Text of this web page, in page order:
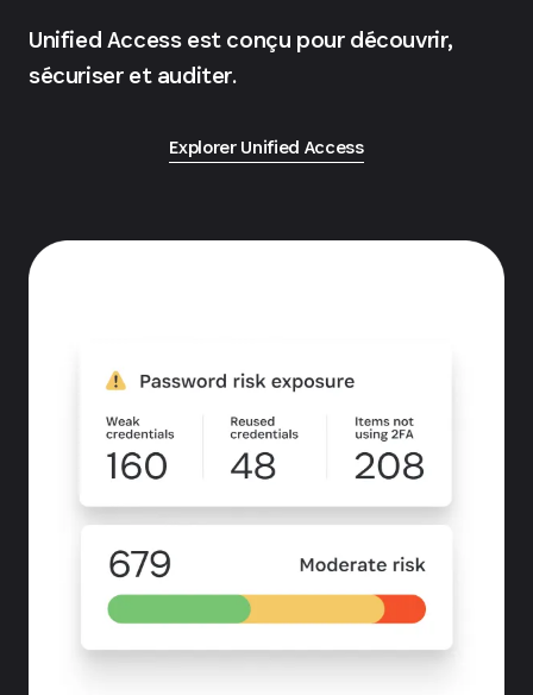
Unified Access est conçu pour découvrir,
sécuriser et auditer.
Explorer Unified Access